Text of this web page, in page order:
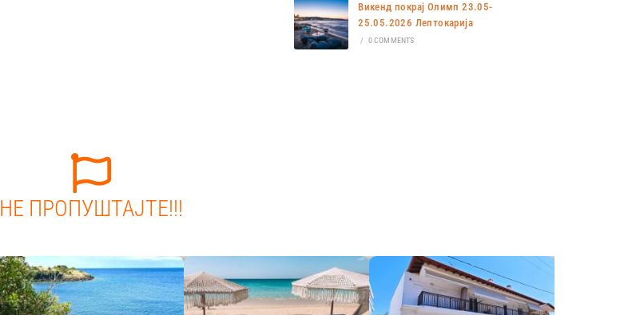
Викенд покрај Олимп 23.05-
25.05.2026 Лептокарија
/ 0 COMMENTS
НЕ ПРОПУШТАЈТЕ!!!